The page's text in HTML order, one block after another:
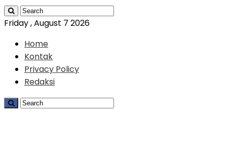
Friday , August 7 2026
Home
Kontak
Privacy Policy
Redaksi